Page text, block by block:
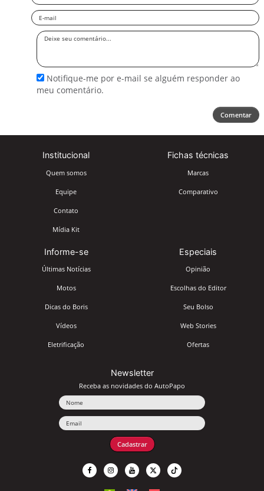
Email
Deixe
Notifique-me por e-mail se alguém responder ao
meu comentário.
Comentar
Institucional
Quem somos
Equipe
Contato
Mídia Kit
Fichas técnicas
Marcas
Comparativo
Informe-se
Últimas Notícias
Motos
Dicas do Boris
Vídeos
Eletrificação
Especiais
Opinião
Escolhas do Editor
Seu Bolso
Web Stories
Ofertas
Newsletter
Receba as novidades do AutoPapo
Cadastrar